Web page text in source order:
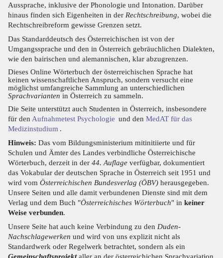
Aussprache, inklusive der Phonologie und Intonation. Darüber
hinaus finden sich Eigenheiten in der Rechtschreibung, wobei die
Rechtschreibreform gewisse Grenzen setzt.
Das Standarddeutsch des Österreichischen ist von der
Umgangssprache und den in Österreich gebräuchlichen Dialekten,
wie den bairischen und alemannischen, klar abzugrenzen.
Dieses Online Wörterbuch der österreichischen Sprache hat
keinen wissenschaftlichen Anspruch, sondern versucht eine
möglichst umfangreiche Sammlung an unterschiedlichen
Sprachvarianten in Österreich zu sammeln.
Die Seite unterstützt auch Studenten in Österreich, insbesondere
für den Aufnahmetest Psychologie und den MedAT für das
Medizinstudium .
Hinweis: Das vom Bildungsministerium mitinitiierte und für
Schulen und Ämter des Landes verbindliche Österreichische
Wörterbuch, derzeit in der 44. Auflage verfügbar, dokumentiert
das Vokabular der deutschen Sprache in Österreich seit 1951 und
wird vom Österreichischen Bundesverlag (ÖBV) herausgegeben.
Unsere Seiten und alle damit verbundenen Dienste sind mit dem
Verlag und dem Buch "Österreichisches Wörterbuch" in keiner
Weise verbunden.
Unsere Seite hat auch keine Verbindung zu den Duden-
Nachschlagewerken und wird von uns explizit nicht als
Standardwerk oder Regelwerk betrachtet, sondern als ein